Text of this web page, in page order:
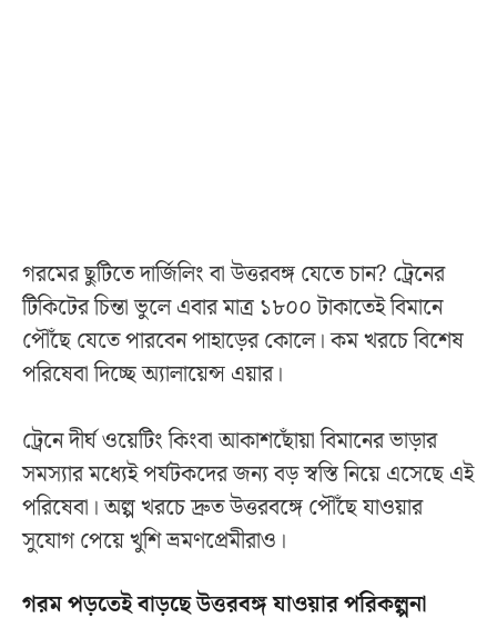
গরমের ছুটিতে দার্জিলিং বা উত্তরবঙ্গ যেতে চান? ট্রেনের
টিকিটের চিন্তা ভুলে এবার মাত্র ১৮০০ টাকাতেই বিমানে
পৌঁছে যেতে পারবেন পাহাড়ের কোলে। কম খরচে বিশেষ
পরিষেবা দিচ্ছে অ্যালায়েন্স এয়ার।
ট্রেনে দীর্ঘ ওয়েটিং কিংবা আকাশছোঁয়া বিমানের ভাড়ার
সমস্যার মধ্যেই পর্যটকদের জন্য বড় স্বস্তি নিয়ে এসেছে এই
পরিষেবা। অল্প খরচে দ্রুত উত্তরবঙ্গে পৌঁছে যাওয়ার
সুযোগ পেয়ে খুশি ভ্রমণপ্রেমীরাও।
গরম পড়তেই বাড়ছে উত্তরবঙ্গ যাওয়ার পরিকল্পনা